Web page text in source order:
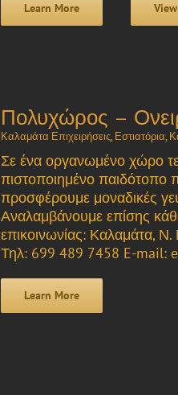
Learn More
Πολυχώρος –
Καλαμάτα Επιχειρήσεις, Εστιατόρια,
Σε ένα οργανωμένο χώρο
πιστοποιημένο παιδότοπο
προσφέρουμε μοναδικές
Αναλαμβάνουμε επίσης
επικοινωνίας: Καλαμάτα,
Τηλ: 699 489 7458 E-mail:
Learn More